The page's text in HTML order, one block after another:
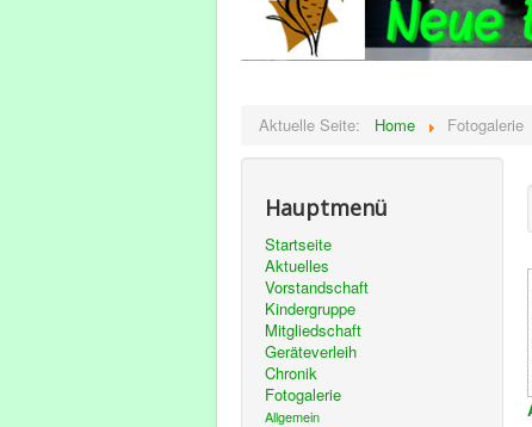
Aktuelle Seite: Home Fotogalerie
Hauptmenü
Startseite
Aktuelles
Vorstandschaft
Kindergruppe
Mitgliedschaft
Geräteverleih
Chronik
Fotogalerie
Allgemein